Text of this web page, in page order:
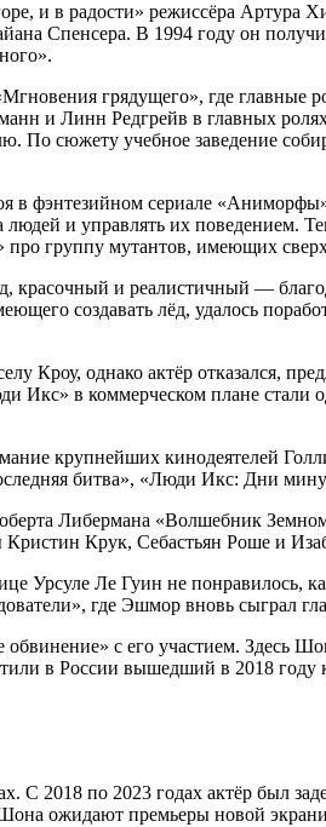
и в радости» режиссёра
Спенсера. В 1994 году он
грядущего», где главные
и Линн Редгрейв в главных
По сюжету учебное заведение
в фэнтезийном сериале
и управлять их поведением.
группу мутантов, имеющих
красочный и реалистичный —
создавать лёд, удалось
Кроу, однако актёр отказался,
Икс» в коммерческом плане
крупнейших кинодеятелей
битва», «Люди Икс: Дни
Либермана «Волшебник
Крук, Себастьян Роше и
Урсуле Ле Гуин не
где Эшмор вновь сыграл
с его участием. Здесь
в России вышедший в 2018
2018 по 2023 годах актёр был
ожидают премьеры новой